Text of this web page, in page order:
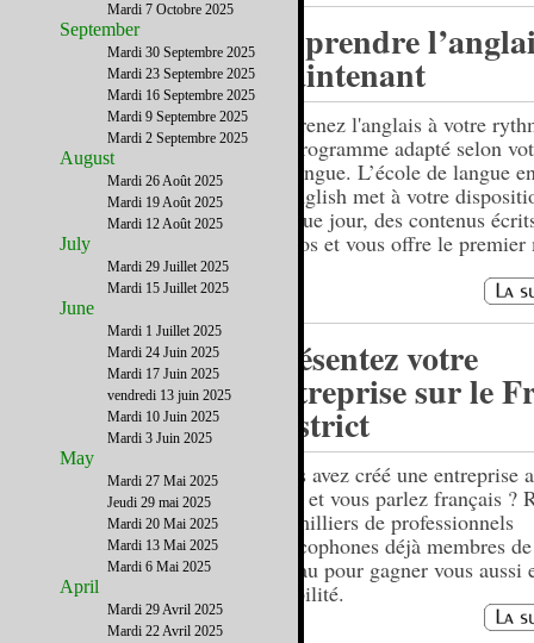
Apprendre
maintenant
Apprenez l'anglais à votre
un programme adapté selon
de langue. L’école de langue
Gymglish met à votre
chaque jour, des contenus
audios et vous offre le
Présentez votre
entreprise sur le
District
Vous avez créé une entreprise
Unis et vous parlez français ?
les milliers de professionnels
francophones déjà membres
réseau pour gagner vous aussi
visibilité.
Mardi 7 Octobre 2025
September
Mardi 30 Septembre 2025
Mardi 23 Septembre 2025
Mardi 16 Septembre 2025
Mardi 9 Septembre 2025
Mardi 2 Septembre 2025
August
Mardi 26 Août 2025
Mardi 19 Août 2025
Mardi 12 Août 2025
July
Mardi 29 Juillet 2025
Mardi 15 Juillet 2025
June
Mardi 1 Juillet 2025
Mardi 24 Juin 2025
Mardi 17 Juin 2025
vendredi 13 juin 2025
Mardi 10 Juin 2025
Mardi 3 Juin 2025
May
Mardi 27 Mai 2025
Jeudi 29 mai 2025
Mardi 20 Mai 2025
Mardi 13 Mai 2025
Mardi 6 Mai 2025
April
Mardi 29 Avril 2025
Mardi 22 Avril 2025